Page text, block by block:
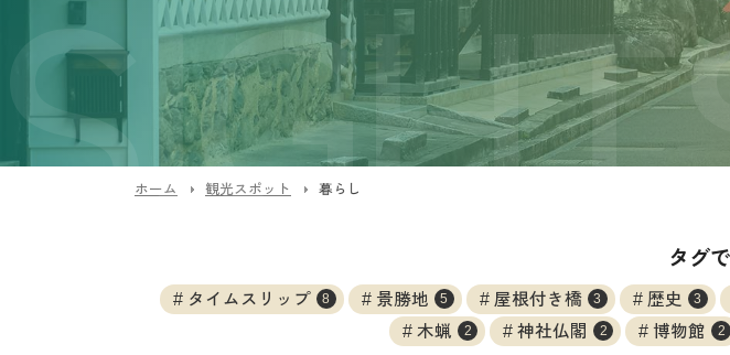
ホーム 観光スポット 暮らし
タグ
タイムスリップ 8 景勝地 5 屋根付き橋 3 歴史 3
木蝋 2 神社仏閣 2 博物館 2